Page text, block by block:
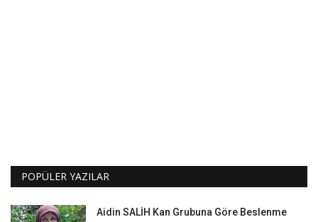
POPÜLER YAZILAR
Aidin SALİH Kan Grubuna Göre Beslenme